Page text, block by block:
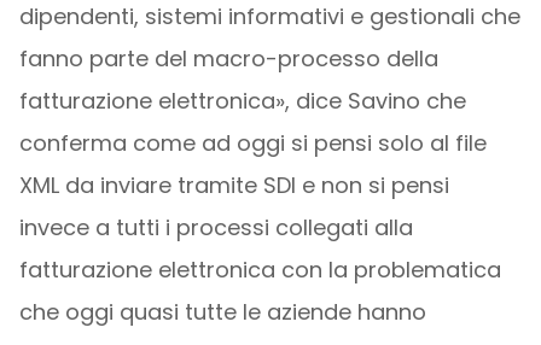
dipendenti, sistemi informativi e gestionali che
fanno parte del macro-processo della
fatturazione elettronica», dice Savino che
conferma come ad oggi si pensi solo al file
XML da inviare tramite SDI e non si pensi
invece a tutti i processi collegati alla
fatturazione elettronica con la problematica
che oggi quasi tutte le aziende hanno